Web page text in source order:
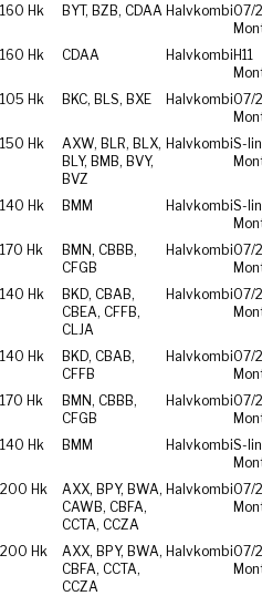
160 Hk BYT, BZB, CDAA Halvkombi07/
160 Hk CDAA Halvkombi H11
105 Hk BKC, BLS, BXE Halvkombi07/
150 Hk
AXW, BLR, BLX,
BLY, BMB, BVY,
BVZ
HalvkombiS-
140 Hk BMM HalvkombiS-
170 Hk
BMN, CBBB,
CFGB
Halvkombi07/
140 Hk
BKD, CBAB,
CBEA, CFFB,
CLJA
Halvkombi07/
140 Hk
BKD, CBAB,
CFFB
Halvkombi07/
170 Hk
BMN, CBBB,
CFGB
Halvkombi07/
140 Hk BMM HalvkombiS-
200 Hk
AXX, BPY, BWA,
CAWB, CBFA,
CCTA, CCZA
Halvkombi07/
200 Hk
AXX, BPY, BWA,
CBFA, CCTA,
CCZA
Halvkombi07/